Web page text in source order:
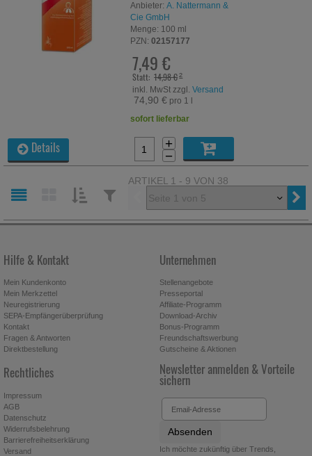
Anbieter: A. Nattermann &
Cie GmbH
Menge: 100 ml
PZN: 02157177
7,49 €
Statt: 14,98 €²
inkl. MwSt zzgl.Versand
74,90 € pro 1 l
sofort lieferbar
+
−
Details
SORTIEREN
FILTERN
ARTIKEL 1 - 9 VON 38
Vorherige
Hilfe & Kontakt
Mein Kundenkonto
Mein Merkzettel
Neuregistrierung
SEPA-Empfängerüberprüfung
Kontakt
Fragen & Antworten
Direktbestellung
Unternehmen
Stellenangebote
Presseportal
Affiliate-Programm
Download-Archiv
Bonus-Programm
Freundschaftswerbung
Gutscheine & Aktionen
Rechtliches
Impressum
AGB
Datenschutz
Widerrufsbelehrung
Barrierefreiheitserklärung
Versand
Newsletter anmelden & Vorteile
sichern
Absenden
Ich möchte zukünftig über Trends,